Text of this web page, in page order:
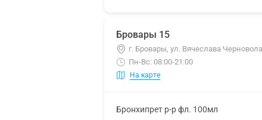
Бровары 15
г. Бровары, ул. Вячеслава
Пн-Вс: 08:00-21:00
На карте
Бронхипрет р-р фл. 100мл